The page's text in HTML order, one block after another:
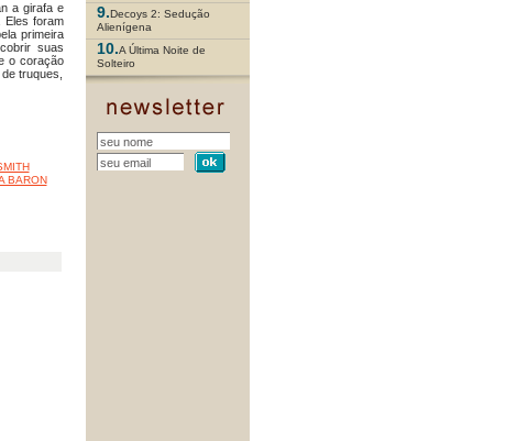
a girafa e
Eles foram
primeira
suas
o coração
truques,
BARON
9.Decoys 2: Sedução
Alienígena
10.A Última Noite de
Solteiro